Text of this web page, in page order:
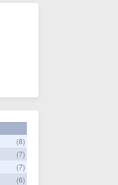
(8)
(7)
(7)
(6)